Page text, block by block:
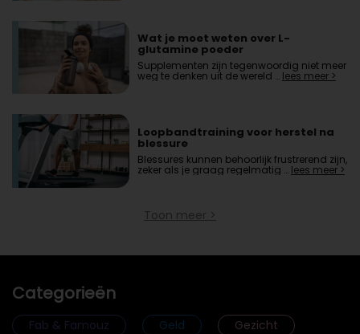
Wat je moet weten over L-
glutamine poeder
Supplementen zijn tegenwoordig niet meer
weg te denken uit de wereld … lees meer >
Loopbandtraining voor herstel na
blessure
Blessures kunnen behoorlijk frustrerend zijn,
zeker als je graag regelmatig … lees meer >
Toon meer >
Categorieën
Fab & Famouz Geld
Gezicht